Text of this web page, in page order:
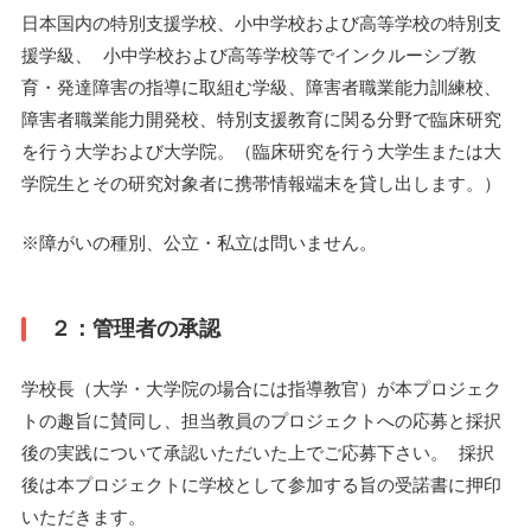
日本国内の特別支援学校、小中学校および高等学校の特別支
援学級、 小中学校および高等学校等でインクルーシブ教
育・発達障害の指導に取組む学級、障害者職業能力訓練校、
障害者職業能力開発校、特別支援教育に関る分野で臨床研究
を行う大学および大学院。（臨床研究を行う大学生または大
学院生とその研究対象者に携帯情報端末を貸し出します。）
※障がいの種別、公立・私立は問いません。
２：管理者の承認
学校長（大学・大学院の場合には指導教官）が本プロジェク
トの趣旨に賛同し、担当教員のプロジェクトへの応募と採択
後の実践について承認いただいた上でご応募下さい。 採択
後は本プロジェクトに学校として参加する旨の受諾書に押印
いただきます。